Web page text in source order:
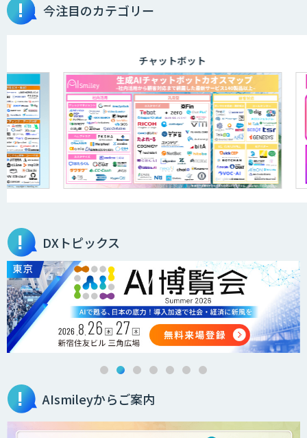
aiDAPTIV+
ELYZA Works with KDDI
JAPAN AI KNOWLEDGE
オーダーメイドAI人材育成研修
Brain Plus for Sales
データ分析/AI開発/コンサルティング
今注目のカテゴリー
チャットボット
DXトピックス
AIsmileyからご案内